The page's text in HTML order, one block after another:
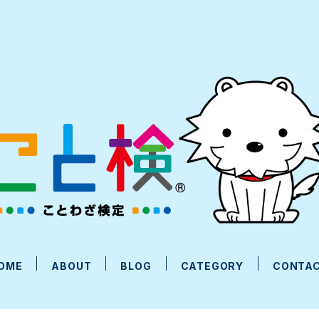
ABOUT BLOG CATEGORY